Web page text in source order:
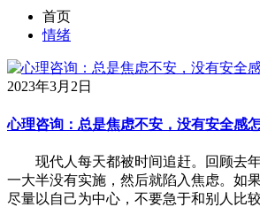
首页
情绪
2023年3月2日
心理咨询：总是焦虑不安，没有安全感
现代人每天都被时间追赶。回顾去年
一大半没有实施，然后就陷入焦虑。如
尽量以自己为中心，不要急于和别人比较